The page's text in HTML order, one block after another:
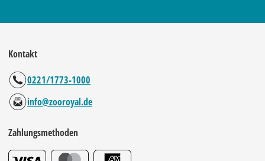
Kontakt
0221/1773-1000
info@zooroyal.de
Zahlungsmethoden